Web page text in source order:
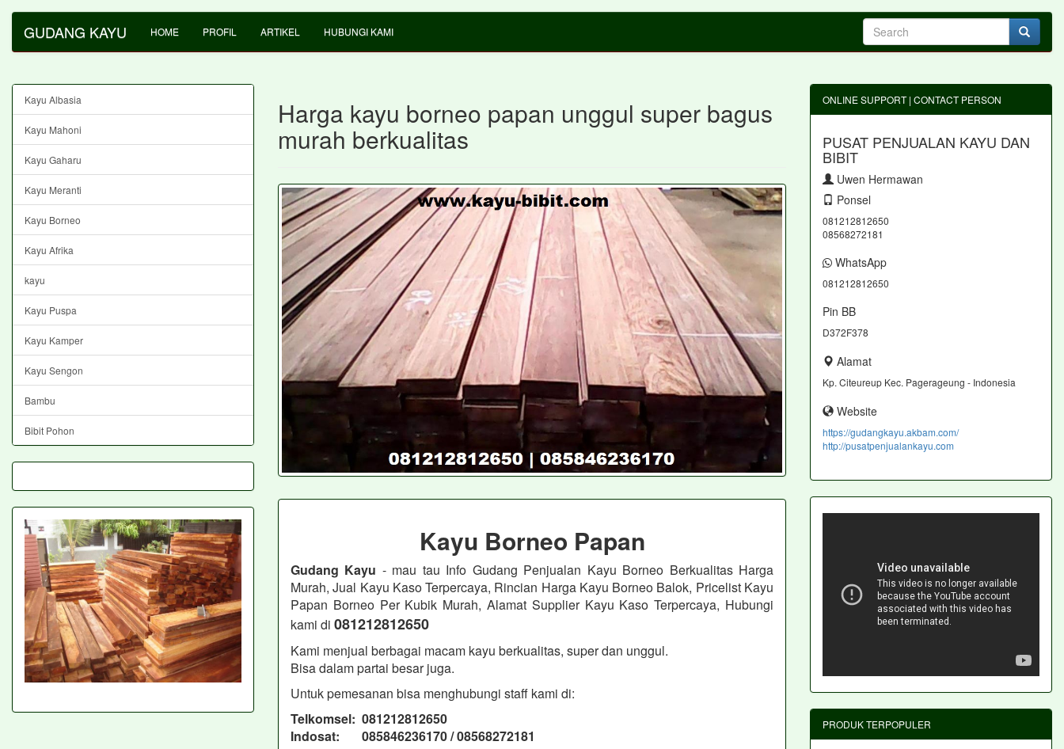
GUDANG KAYU HOME PROFIL ARTIKEL HUBUNGI KAMI
Harga kayu borneo papan unggul super bagus
murah berkualitas
Kayu Borneo Papan
Gudang Kayu - mau tau Info Gudang Penjualan Kayu Borneo Berkualitas Harga
Murah, Jual Kayu Kaso Terpercaya, Rincian Harga Kayu Borneo Balok, Pricelist Kayu
Papan Borneo Per Kubik Murah, Alamat Supplier Kayu Kaso Terpercaya, Hubungi
kami di 081212812650
Kami menjual berbagai macam kayu berkualitas, super dan unggul.
Bisa dalam partai besar juga.
Untuk pemesanan bisa menghubungi staff kami di:
Telkomsel: 081212812650
Indosat: 085846236170 / 08568272181
Kayu Albasia
Kayu Mahoni
Kayu Gaharu
Kayu Meranti
Kayu Borneo
Kayu Afrika
kayu
Kayu Puspa
Kayu Kamper
Kayu Sengon
Bambu
Bibit Pohon
ONLINE SUPPORT | CONTACT PERSON
PUSAT PENJUALAN KAYU DAN
BIBIT
Uwen Hermawan
Ponsel
081212812650
08568272181
WhatsApp
081212812650
Pin BB
D372F378
Alamat
Kp. Citeureup Kec. Pagerageung - Indonesia
Website
https://gudangkayu.akbam.com/
http://pusatpenjualankayu.com
PRODUK TERPOPULER